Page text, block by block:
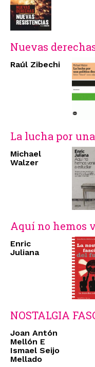
Nuevas
Raúl Zibechi
La lucha por
Michael
Walzer
Aquí no hemos
Enric
Juliana
NOSTALGIA
Joan Antón
Mellón E
Ismael Seijo
Mellado